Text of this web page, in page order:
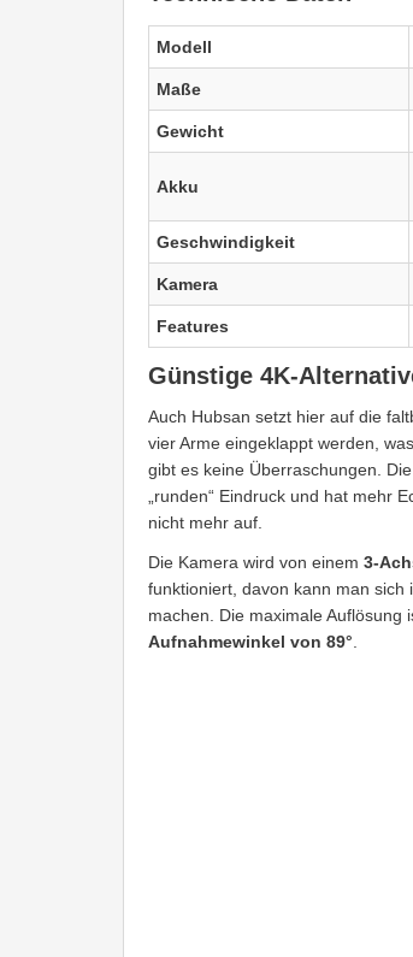
Modell
Maße
Gewicht
Akku
Geschwindigkeit
Kamera
Features
Günstige 4K-
Auch Hubsan setzt hier auf die
vier Arme eingeklappt werden,
gibt es keine Überraschungen.
„runden“ Eindruck und hat mehr
nicht mehr auf.
Die Kamera wird von einem 3-
funktioniert, davon kann man sich
machen. Die maximale Auflösung
Aufnahmewinkel von 89°.